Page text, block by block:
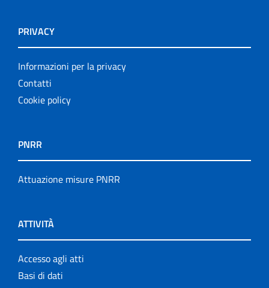
PRIVACY
Informazioni per la privacy
Contatti
Cookie policy
PNRR
Attuazione misure PNRR
ATTIVITÀ
Accesso agli atti
Basi di dati